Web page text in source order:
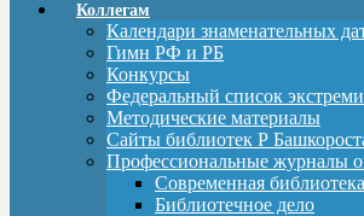
Коллегам
Календари знаменательных
Гимн РФ и РБ
Конкурсы
Федеральный список
Методические материалы
Сайты библиотек Р
Профессиональные журналы
Современная библиотека
Библиотечное дело